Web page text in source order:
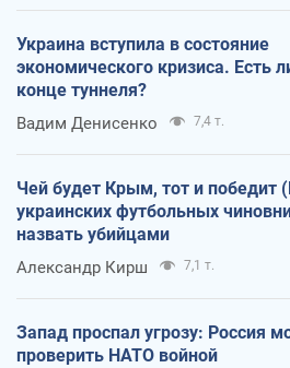
Украина вступила в состояние
экономического кризиса. Есть
конце туннеля?
Вадим Денисенко 7,4 т.
Чей будет Крым, тот и победит
украинских футбольных
назвать убийцами
Александр Кирш 7,1 т.
Запад проспал угрозу: Россия
проверить НАТО войной